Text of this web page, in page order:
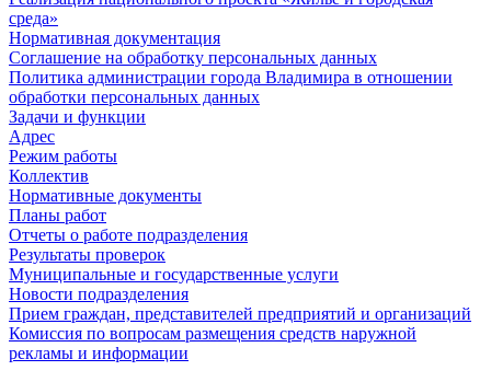
среда»
Нормативная документация
Соглашение на обработку персональных данных
Политика администрации города Владимира в отношении
обработки персональных данных
Задачи и функции
Адрес
Режим работы
Коллектив
Нормативные документы
Планы работ
Отчеты о работе подразделения
Результаты проверок
Муниципальные и государственные услуги
Новости подразделения
Прием граждан, представителей предприятий и организаций
Комиссия по вопросам размещения средств наружной
рекламы и информации